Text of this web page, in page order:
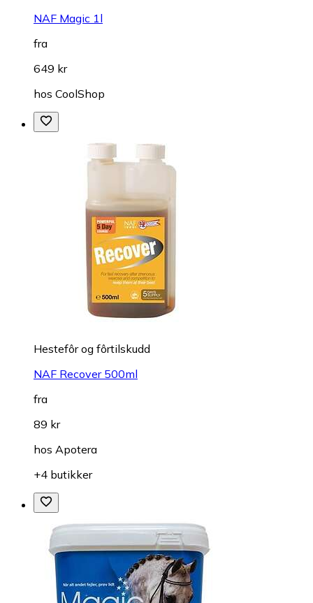
NAF Magic 1l
fra
649 kr
hos CoolShop
Hestefôr og fôrtilskudd
NAF Recover 500ml
fra
89 kr
hos Apotera
+4 butikker